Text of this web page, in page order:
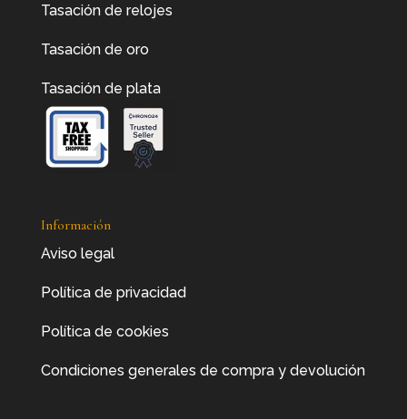
Tasación de relojes
Tasación de oro
Tasación de plata
Información
Aviso legal
Política de privacidad
Política de cookies
Condiciones generales de compra y devolución